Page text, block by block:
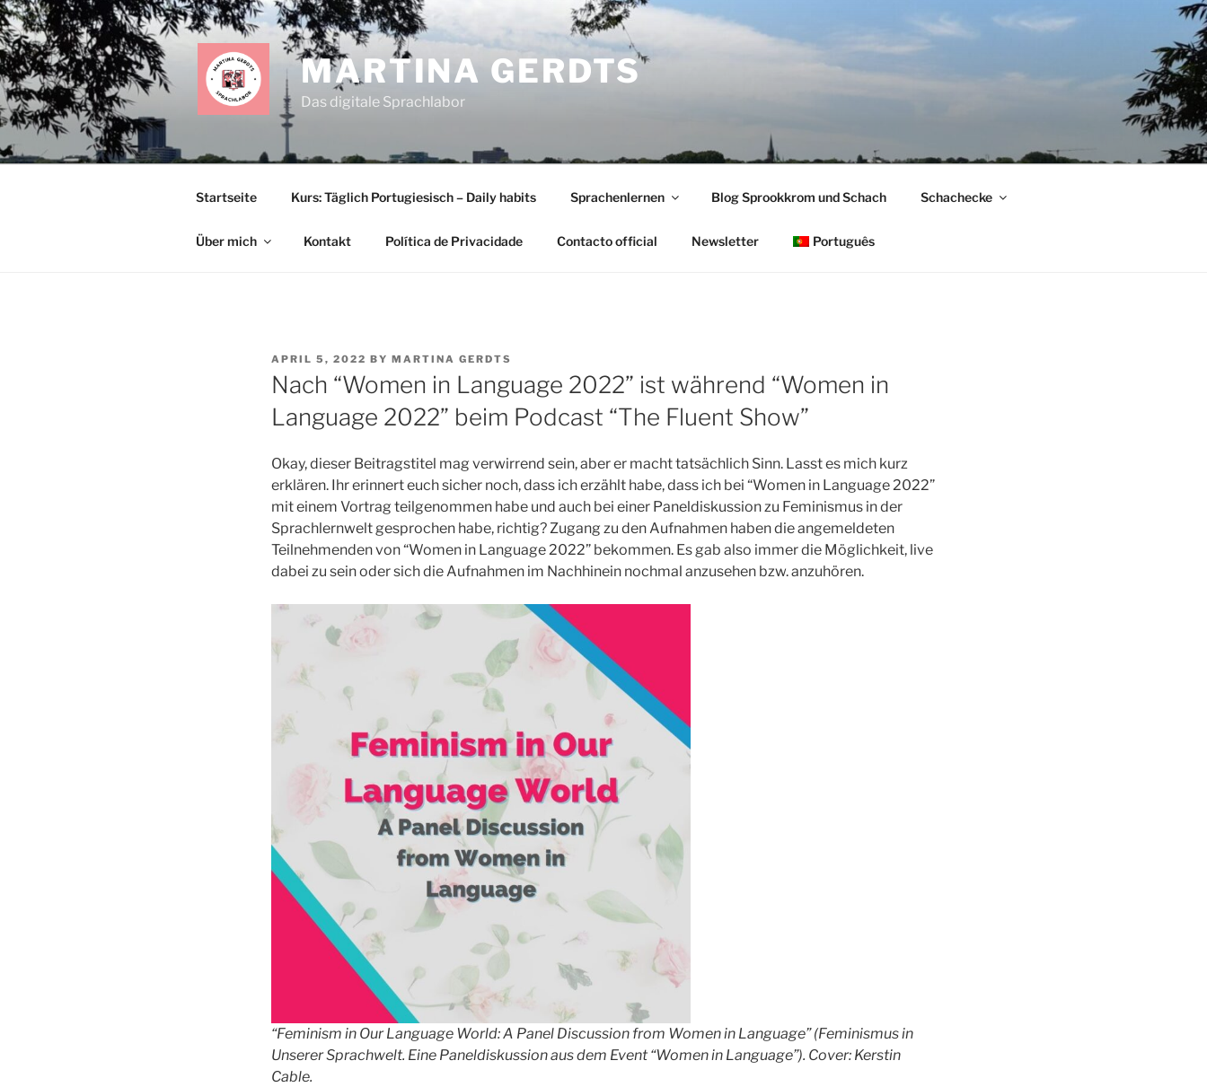
Skip
to
content
MARTINA GERDTS
Das digitale Sprachlabor
Startseite Kurs: Täglich Portugiesisch – Daily habits Sprachenlernen Blog Sprookkrom und Schach Schachecke
Über mich Kontakt Política de Privacidade Contacto official Newsletter Português
POSTED
ON
APRIL 5, 2022 BY MARTINA GERDTS
Nach “Women in Language 2022” ist während “Women in
Language 2022” beim Podcast “The Fluent Show”
Okay, dieser Beitragstitel mag verwirrend sein, aber er macht tatsächlich Sinn. Lasst es mich kurz
erklären. Ihr erinnert euch sicher noch, dass ich erzählt habe, dass ich bei “Women in Language 2022”
mit einem Vortrag teilgenommen habe und auch bei einer Paneldiskussion zu Feminismus in der
Sprachlernwelt gesprochen habe, richtig? Zugang zu den Aufnahmen haben die angemeldeten
Teilnehmenden von “Women in Language 2022” bekommen. Es gab also immer die Möglichkeit, live
dabei zu sein oder sich die Aufnahmen im Nachhinein nochmal anzusehen bzw. anzuhören.
“Feminism in Our Language World: A Panel Discussion from Women in Language” (Feminismus in
Unserer Sprachwelt. Eine Paneldiskussion aus dem Event “Women in Language”). Cover: Kerstin
Cable.